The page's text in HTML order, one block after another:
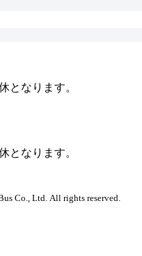
となります。
となります。
Co., Ltd. All rights reserved.